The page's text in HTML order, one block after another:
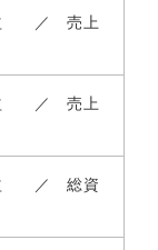
益 ／ 売上
益 ／ 売上
／ 総資